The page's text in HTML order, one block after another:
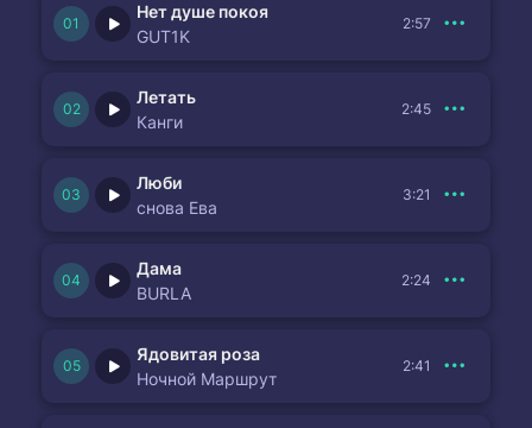
Нет душе покоя
GUT1K
2:57
Летать
Канги
2:45
Люби
снова Ева
3:21
Дама
BURLA
2:24
Ядовитая роза
Ночной Маршрут
2:41